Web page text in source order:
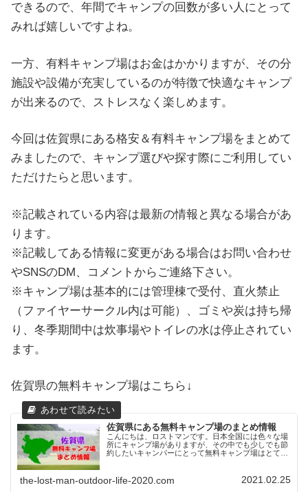
できるので、年間でキャンプの回数が多い人にとって
みれば嬉しいですよね。
一方、有料キャンプ場はお金はかかりますが、その分
施設や設備が充実しているのが特徴で快適なキャンプ
が出来るので、ストレスなく楽しめます。
今回は佐賀県にある格安＆有料キャンプ場をまとめて
みましたので、キャンプ選びや探す際にご利用してい
ただけたらと思います。
※記載されている内容は最新の情報と異なる場合があ
ります。
※記載してある情報に変更がある場合はお問い合わせ
やSNSのDM、コメントからご連絡下さい。
※キャンプ場は基本的には管理棟で受付、直火禁止
（ファイヤーサークル内は可能）、ゴミや炭は持ち帰
り、冬季期間中は炊事場やトイレの水は停止されてい
ます。
佐賀県の無料キャンプ場はこちら↓
佐賀県にある無料キャンプ場のまとめ情報
こんにちは、ロストマンです。日本全国には色々な場
所にキャンプ場がありますが、その中でも少しでも節
約したいキャンパーにとって無料キャンプ場はとても
際...
the-lost-man-outdoor-life-2020.com 2021.02.25